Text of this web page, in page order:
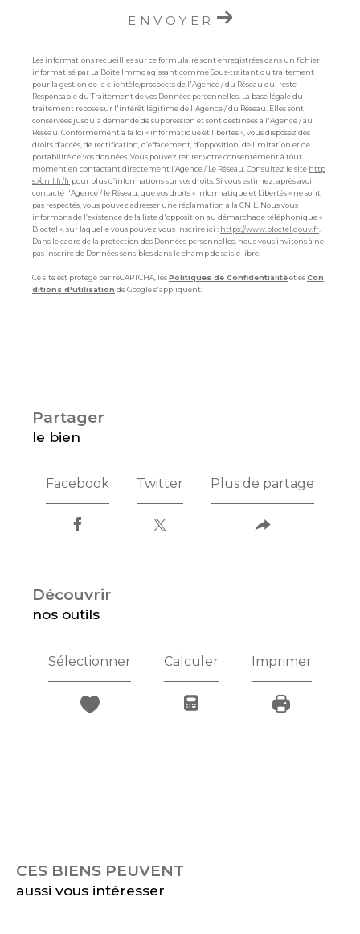
ENVOYER
Les informations recueillies sur ce formulaire sont enregistrées dans un fichier
informatisé par La Boite Immo agissant comme Sous-traitant du traitement
pour la gestion de la clientèle/prospects de l'Agence / du Réseau qui reste
Responsable du Traitement de vos Données personnelles. La base légale du
traitement repose sur l'intérêt légitime de l'Agence / du Réseau. Elles sont
conservées jusqu'à demande de suppression et sont destinées à l'Agence / au
Réseau. Conformément à la loi « informatique et libertés », vous disposez des
droits d’accès, de rectification, d’effacement, d’opposition, de limitation et de
portabilité de vos données. Vous pouvez retirer votre consentement à tout
moment en contactant directement l’Agence / Le Réseau. Consultez le site http
s://cnil.fr/fr pour plus d’informations sur vos droits. Si vous estimez, après avoir
contacté l'Agence / le Réseau, que vos droits « Informatique et Libertés » ne sont
pas respectés, vous pouvez adresser une réclamation à la CNIL. Nous vous
informons de l’existence de la liste d'opposition au démarchage téléphonique «
Bloctel », sur laquelle vous pouvez vous inscrire ici : https://www.bloctel.gouv.fr
Dans le cadre de la protection des Données personnelles, nous vous invitons à ne
pas inscrire de Données sensibles dans le champ de saisie libre.
Ce site est protégé par reCAPTCHA, lesPolitiques de Confidentialitéet esCon
ditions d'utilisation de Google s'appliquent.
partager
le bien
Facebook Twitter Plus de partage
découvrir
nos outils
Sélectionner Calculer Imprimer
CES BIENS PEUVENT
aussi vous intéresser